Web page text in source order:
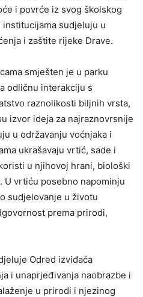
i povrće iz svog školskog
sudjeluju u
i zaštite rijeke Drave.
smješten je u parku
odličnu interakciju s
raznolikosti biljnih vrsta,
izvor ideja za najraznovrsnije
u održavanju voćnjaka i
ukrašavaju vrtić, sade i
u njihovoj hrani, biološki
U vrtiću posebno napominju
sudjelovanje u životu
prema prirodi,
Odred izviđača
i unaprjeđivanja naobrazbe i
u prirodi i njezinog